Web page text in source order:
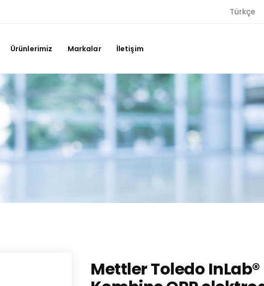
Ürünlerimiz Markalar İletişim
Mettler Toledo